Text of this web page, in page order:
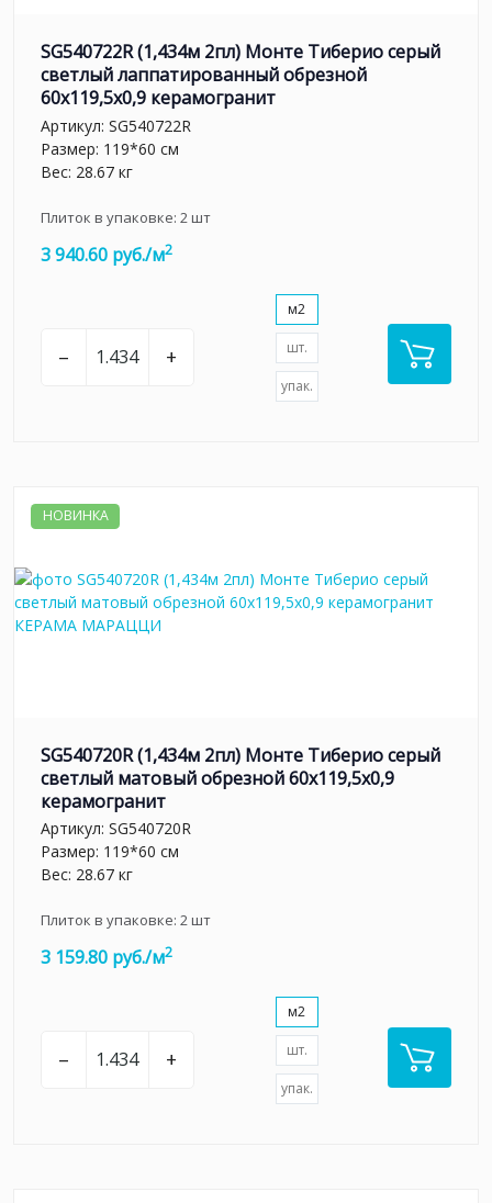
SG540722R (1,434м 2пл) Монте Тиберио серый
светлый лаппатированный обрезной
60x119,5x0,9 керамогранит
Артикул: SG540722R
Размер: 119*60 см
Вес: 28.67 кг
Плиток в упаковке: 2шт
3 940.60 руб./м2
– +
м2
шт.
упак.
НОВИНКА
SG540720R (1,434м 2пл) Монте Тиберио серый
светлый матовый обрезной 60x119,5x0,9
керамогранит
Артикул: SG540720R
Размер: 119*60 см
Вес: 28.67 кг
Плиток в упаковке: 2шт
3 159.80 руб./м2
– +
м2
шт.
упак.